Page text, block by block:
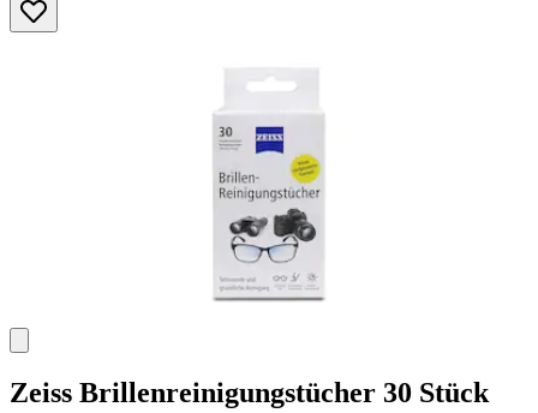
Zeiss Brillenreinigungstücher 30 Stück